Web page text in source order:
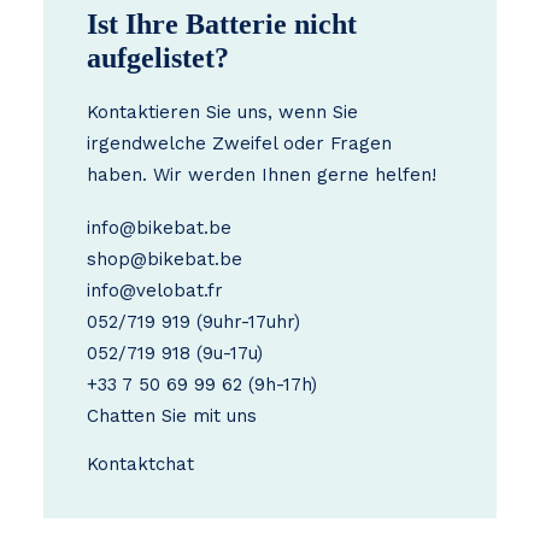
Ist Ihre Batterie nicht
aufgelistet?
Kontaktieren Sie uns, wenn Sie
irgendwelche Zweifel oder Fragen
haben. Wir werden Ihnen gerne helfen!
info@bikebat.be
shop@bikebat.be
info@velobat.fr
052/719 919 (9uhr-17uhr)
052/719 918 (9u-17u)
+33 7 50 69 99 62 (9h-17h)
Chatten Sie mit uns
Kontaktchat